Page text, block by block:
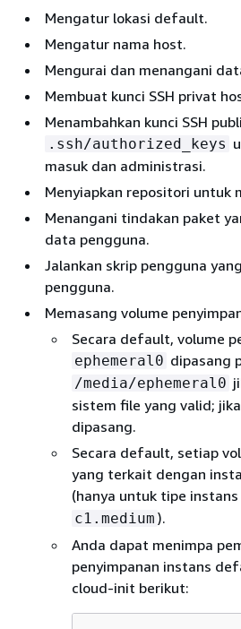
Mengatur lokasi default.
Mengatur nama host.
Mengurai dan menangani
Membuat kunci SSH privat
Menambahkan kunci SSH
.ssh/authorized_keys
masuk dan administrasi.
Menyiapkan repositori untuk
Menangani tindakan paket
data pengguna.
Jalankan skrip pengguna
pengguna.
Memasang volume
Secara default, volume
ephemeral0 dipasang
/media/ephemeral0
sistem file yang valid;
dipasang.
Secara default, setiap
yang terkait dengan
(hanya untuk tipe instans
c1.medium ).
Anda dapat menimpa
penyimpanan instans
cloud-init berikut: